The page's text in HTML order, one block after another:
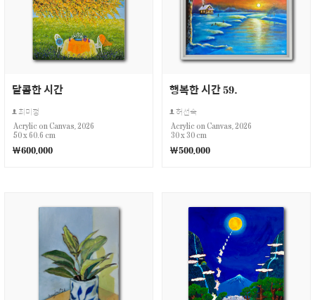
달콤한 시간
최미정
Acrylic on Canvas, 2026
50 x 60.6 cm
￦600,000
행복한 시간 59.
허선숙
Acrylic on Canvas, 2026
30 x 30 cm
￦500,000